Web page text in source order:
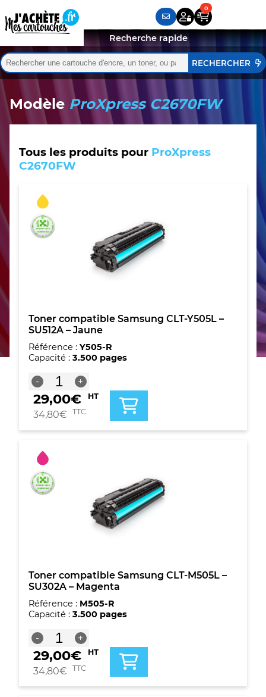
Rechercher :
Quand les résultats de l'auto-complétion sont
Recherche rapide
Modèle ProXpress C2670FW
Tous les produits pour ProXpress
C2670FW
Toner compatible Samsung CLT-Y505L –
SU512A – Jaune
Référence : Y505-R
Capacité : 3.500 pages
-
quantité
de
Toner
compatible
CLT-
-
SU512A
-
Jaune
+
29,00€ HT
34,80€ TTC
Toner compatible Samsung CLT-M505L –
SU302A – Magenta
Référence : M505-R
Capacité : 3.500 pages
-
quantité
de
Toner
compatible
Samsung
CLT-
+
29,00€ HT
34,80€ TTC